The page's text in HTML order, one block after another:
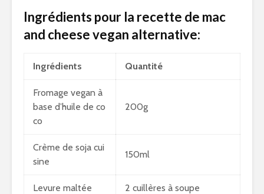
Ingrédients pour la recette de mac
and cheese vegan alternative:
Ingrédients Quantité
Fromage vegan à
base d’huile de co
co
200g
Crème de soja cui
sine
150ml
Levure maltée 2 cuillères à soupe